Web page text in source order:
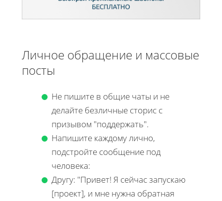
Личное обращение и массовые
посты
Не пишите в общие чаты и не
делайте безличные сторис с
призывом "поддержать".
Напишите каждому лично,
подстройте сообщение под
человека:
Другу: "Привет! Я сейчас запускаю
[проект], и мне нужна обратная